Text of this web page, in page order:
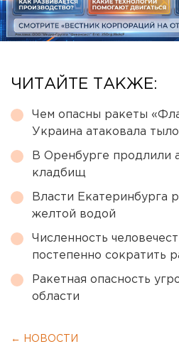
ЧИТАЙТЕ ТАКЖЕ:
Чем опасны ракеты
Украина атаковала
В Оренбурге продлили
кладбищ
Власти Екатеринбурга
желтой водой
Численность
постепенно сократить
Ракетная опасность
области
← НОВОСТИ